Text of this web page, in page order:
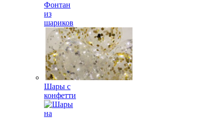
Фонтан
из
шариков
Шары с
конфетти